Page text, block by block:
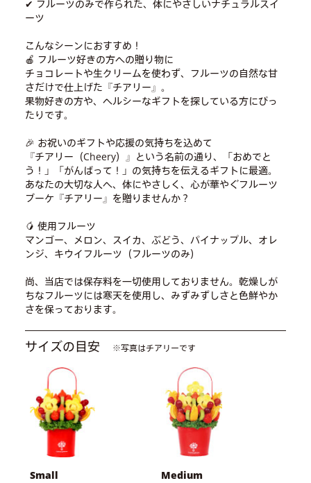
✔ フルーツのみで作られた、体にやさしいナチュラルスイ
ーツ
こんなシーンにおすすめ！
🍎 フルーツ好きの方への贈り物に
チョコレートや生クリームを使わず、フルーツの自然な甘
さだけで仕上げた『チアリー』。
果物好きの方や、ヘルシーなギフトを探している方にぴっ
たりです。
🎉 お祝いのギフトや応援の気持ちを込めて
『チアリー（Cheery）』という名前の通り、「おめでと
う！」「がんばって！」の気持ちを伝えるギフトに最適。
あなたの大切な人へ、体にやさしく、心が華やぐフルーツ
ブーケ『チアリー』を贈りませんか？
🥭 使用フルーツ
マンゴー、メロン、スイカ、ぶどう、パイナップル、オレ
ンジ、キウイフルーツ（フルーツのみ）
尚、当店では保存料を一切使用しておりません。乾燥しが
ちなフルーツには寒天を使用し、みずみずしさと色鮮やか
さを保っております。
サイズの目安 ※写真はチアリーです
Small
Medium